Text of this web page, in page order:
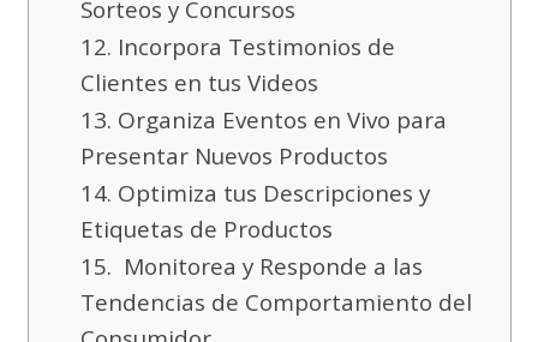
Sorteos y Concursos
12. Incorpora Testimonios de
Clientes en tus Videos
13. Organiza Eventos en Vivo para
Presentar Nuevos Productos
14. Optimiza tus Descripciones y
Etiquetas de Productos
15. Monitorea y Responde a las
Tendencias de Comportamiento del